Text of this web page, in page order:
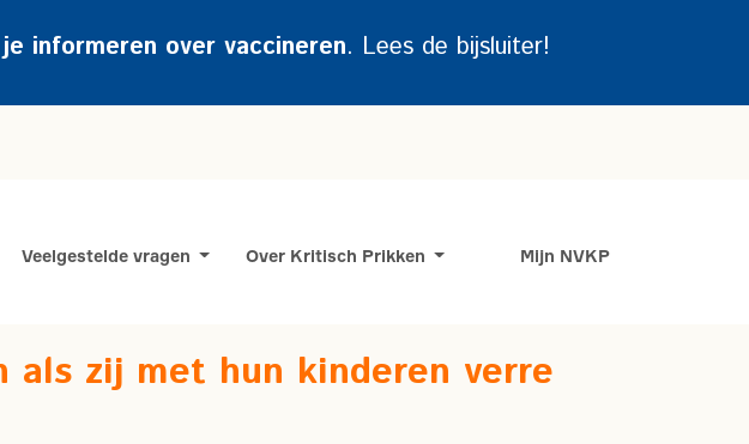
informeren over vaccineren. Lees de bijsluiter!
Veelgestelde vragen Over Kritisch Prikken Mijn NVKP
als zij met hun kinderen verre